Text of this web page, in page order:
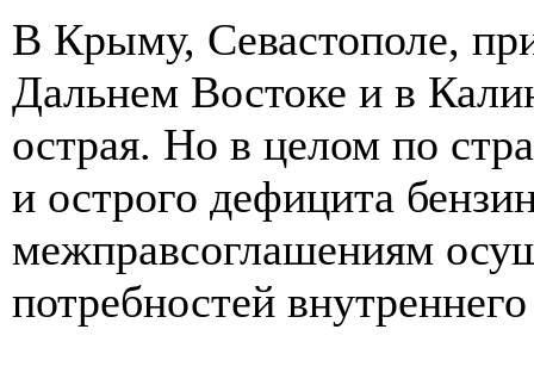
В Крыму, Севастополе,
Дальнем Востоке и в
острая. Но в целом по
и острого дефицита
межправсоглашениям
потребностей